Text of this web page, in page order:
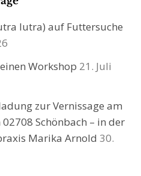
lutra) auf Futtersuche
Workshop 21. Juli
zur Vernissage am
Schönbach – in der
Marika Arnold 30.